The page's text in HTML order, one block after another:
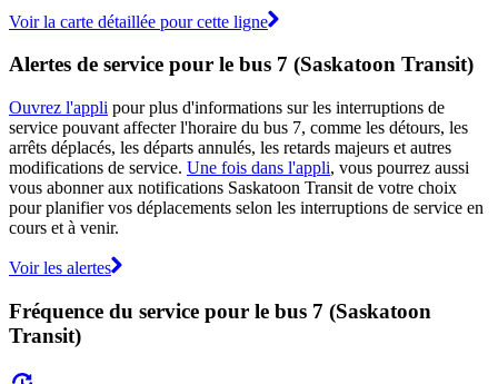
Voir la carte détaillée pour cette ligne
Alertes de service pour le bus 7 (Saskatoon Transit)
Ouvrez l'appli pour plus d'informations sur les interruptions de
service pouvant affecter l'horaire du bus 7, comme les détours, les
arrêts déplacés, les départs annulés, les retards majeurs et autres
modifications de service. Une fois dans l'appli, vous pourrez aussi
vous abonner aux notifications Saskatoon Transit de votre choix
pour planifier vos déplacements selon les interruptions de service en
cours et à venir.
Voir les alertes
Fréquence du service pour le bus 7 (Saskatoon
Transit)